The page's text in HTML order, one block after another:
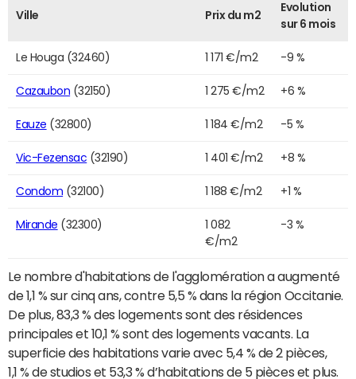
Ville Prix du m2
Evolution
sur 6 mois
Le Houga (32460) 1 171 €/m2 -9 %
Cazaubon (32150) 1 275 €/m2 +6 %
Eauze (32800) 1 184 €/m2 -5 %
Vic-Fezensac (32190) 1 401 €/m2 +8 %
Condom (32100) 1 188 €/m2 +1 %
Mirande (32300)
1 082
€/m2
-3 %
Le nombre d'habitations de l'agglomération a augmenté
de 1,1 % sur cinq ans, contre 5,5 % dans la région Occitanie.
De plus, 83,3 % des logements sont des résidences
principales et 10,1 % sont des logements vacants. La
superficie des habitations varie avec 5,4 % de 2 pièces,
1,1 % de studios et 53,3 % d’habitations de 5 pièces et plus.